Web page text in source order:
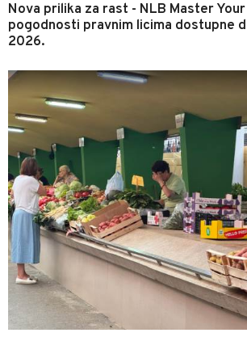
Nova prilika za rast - NLB Master
pogodnosti pravnim licima dostupne
2026.